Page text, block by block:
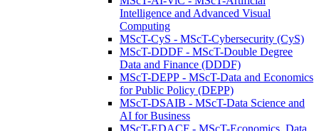
Intelligence and Advanced Visual
Computing
MScT-CyS - MScT-Cybersecurity (CyS)
MScT-DDDF - MScT-Double Degree
Data and Finance (DDDF)
MScT-DEPP - MScT-Data and Economics
for Public Policy (DEPP)
MScT-DSAIB - MScT-Data Science and
AI for Business
MScT-EDACF - MScT-Economics, Data